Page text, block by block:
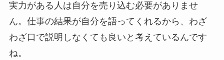
実力がある人は自分を売り込む必要がありませ
ん。仕事の結果が自分を語ってくれるから、わざ
わざ口で説明しなくても良いと考えているんです
ね。